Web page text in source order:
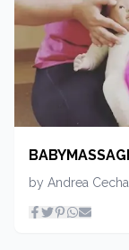
by Andrea